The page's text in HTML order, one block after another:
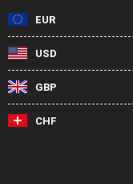
EUR
USD
GBP
CHF